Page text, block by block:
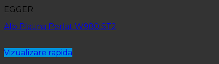
EGGER
Alb Platina Perlat W980 ST2
Vizualizare rapida